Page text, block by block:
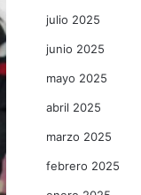
julio 2025
junio 2025
mayo 2025
abril 2025
marzo 2025
febrero 2025